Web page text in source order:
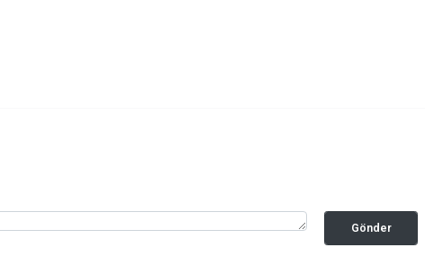
Gönder